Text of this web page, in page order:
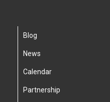
Blog
News
Calendar
Partnership